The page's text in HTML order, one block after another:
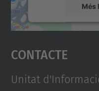
Més
powered by
Contacte
Unitat